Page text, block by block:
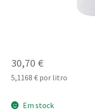
30,70 €
5,1168 €por litro
Em stock